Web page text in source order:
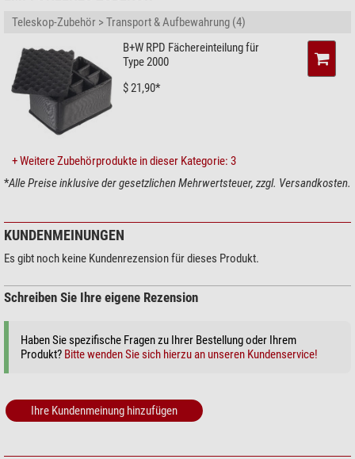
Mit dem Koffer liefern wir Ihnen mit einem würfelförmig vorgestanzten
Schaumstoffeinsatz im Kofferboden und Noppenschaum im Deckel.
Teleskop-Zubehör > Transport & Aufbewahrung (4)
B+W RPD Fächereinteilung für
Type 2000
$ 21,90*
+ Weitere Zubehörprodukte in dieser Kategorie: 3
*Alle Preise inklusive der gesetzlichen Mehrwertsteuer, zzgl. Versandkosten.
KUNDENMEINUNGEN
Es gibt noch keine Kundenrezension für dieses Produkt.
Schreiben Sie Ihre eigene Rezension
Haben Sie spezifische Fragen zu Ihrer Bestellung oder Ihrem
Produkt? Bitte wenden Sie sich hierzu an unseren Kundenservice!
Ihre Kundenmeinung hinzufügen